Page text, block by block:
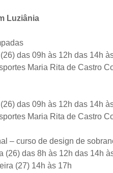
Luziânia
das 09h às 12h das 14h
Maria Rita de Castro
das 09h às 12h das 14h
Maria Rita de Castro
– curso de design de
(26) das 8h às 12h das 14h
(27) 14h às 17h